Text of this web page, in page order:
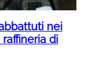
nei
di